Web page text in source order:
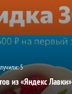
5
из «Яндекс Лавки»